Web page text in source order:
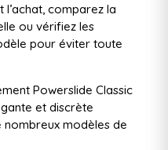
comparez la
ou vérifiez les
pour éviter toute
Powerslide Classic
et discrète
nombreux modèles de